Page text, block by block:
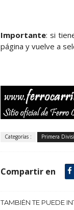
Importante: si
página y vuelve a
Categorías : Primera
Compartir en
TAMBIÉN TE PUEDE